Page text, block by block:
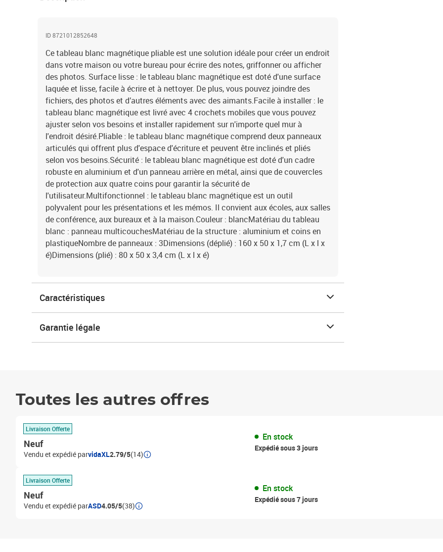
ID 8721012852648
Ce tableau blanc magnétique pliable est une solution idéale pour créer un endroit
dans votre maison ou votre bureau pour écrire des notes, griffonner ou afficher
des photos. Surface lisse : le tableau blanc magnétique est doté d'une surface
laquée et lisse, facile à écrire et à nettoyer. De plus, vous pouvez joindre des
fichiers, des photos et d’autres éléments avec des aimants.Facile à installer : le
tableau blanc magnétique est livré avec 4 crochets mobiles que vous pouvez
ajuster selon vos besoins et installer rapidement sur n'importe quel mur à
l'endroit désiré.Pliable : le tableau blanc magnétique comprend deux panneaux
articulés qui offrent plus d'espace d'écriture et peuvent être inclinés et pliés
selon vos besoins.Sécurité : le tableau blanc magnétique est doté d'un cadre
robuste en aluminium et d'un panneau arrière en métal, ainsi que de couvercles
de protection aux quatre coins pour garantir la sécurité de
l'utilisateur.Multifonctionnel : le tableau blanc magnétique est un outil
polyvalent pour les présentations et les mémos. Il convient aux écoles, aux salles
de conférence, aux bureaux et à la maison.Couleur : blancMatériau du tableau
blanc : panneau multicouchesMatériau de la structure : aluminium et coins en
plastiqueNombre de panneaux : 3Dimensions (déplié) : 160 x 50 x 1,7 cm (L x l x
é)Dimensions (plié) : 80 x 50 x 3,4 cm (L x l x é)
Caractéristiques
Garantie légale
Toutes les autres offres
Livraison Offerte
Neuf
Vendu et expédié parvidaXL2.79/5(14)
En stock
Expédié sous 3 jours
Livraison Offerte
Neuf
Vendu et expédié parASD4.05/5(38)
En stock
Expédié sous 7 jours